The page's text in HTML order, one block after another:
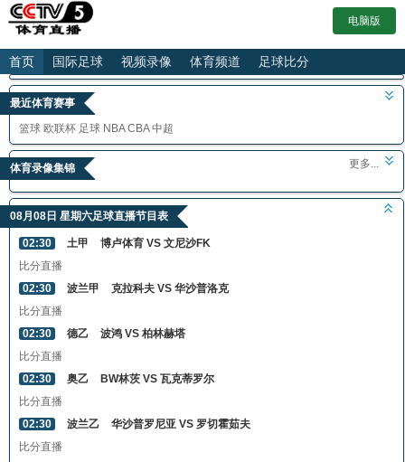
电脑版
首页 国际足球 视频录像 体育频道 足球比分
最近体育赛事
篮球 欧联杯 足球 NBA CBA 中超
体育录像集锦 更多...
08月08日 星期六足球直播节目表
02:30 土甲
博卢体育 VS 文尼沙FK
比分直播
02:30
波兰甲
克拉科夫 VS 华沙普洛克
比分直播
02:30
德乙
波鸿 VS 柏林赫塔
比分直播
02:30
奥乙
BW林茨 VS 瓦克蒂罗尔
比分直播
02:30
波兰乙
华沙普罗尼亚 VS 罗切霍茹夫
比分直播